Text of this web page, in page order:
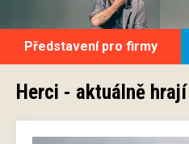
Představení pro firmy
Herci - aktuálně hrají